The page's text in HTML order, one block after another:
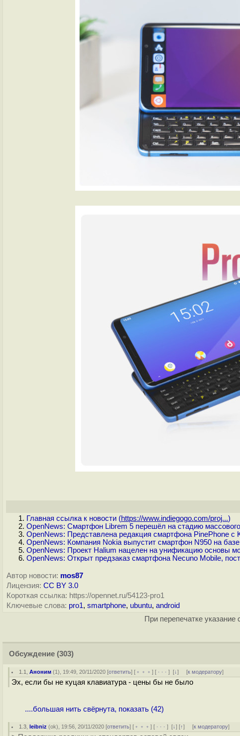
Главная ссылка к новости (https://www.indiegogo.com/proj...)
OpenNews: Смартфон Librem 5 перешёл на стадию
OpenNews: Представлена редакция смартфона PinePhone с
OpenNews: Компания Nokia выпустит смартфон N950 на
OpenNews: Проект Halium нацелен на унификацию основы
OpenNews: Открыт предзаказ смартфона Necuno Mobile,
Автор новости: mos87
Лицензия: CC BY 3.0
Короткая ссылка: https://opennet.ru/54123-pro1
Ключевые слова: pro1, smartphone, ubuntu, android
При перепечатке
Обсуждение (303)
1.1 ,Аноним (1), 19:49, 20/11/2020 [ответить] [ ﹢﹢﹢] [ · · ·][↓] [к модератору]
Эх, если бы не куцая клавиатура - цены бы не было
....большая нить свёрнута, показать (42)
1.3 ,leibniz (ok), 19:56, 20/11/2020 [ответить] [ ﹢﹢﹢] [ · · ·][↓] [↑] [к модератору]